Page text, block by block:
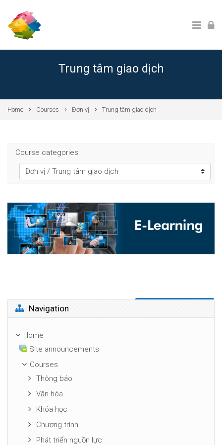
Trung tâm giao dịch
Home Courses Đơn vị Trung tâm giao dịch
Course categories:
Skip Navigation
Navigation
Home
Site announcements
Courses
Thông báo
Văn hóa
Khóa học
Chương trình
Phát triển nguồn lực